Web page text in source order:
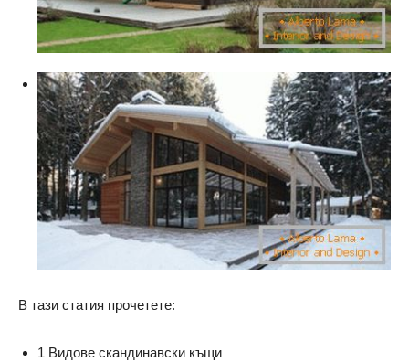
В тази статия прочетете:
1 Видове скандинавски къщи